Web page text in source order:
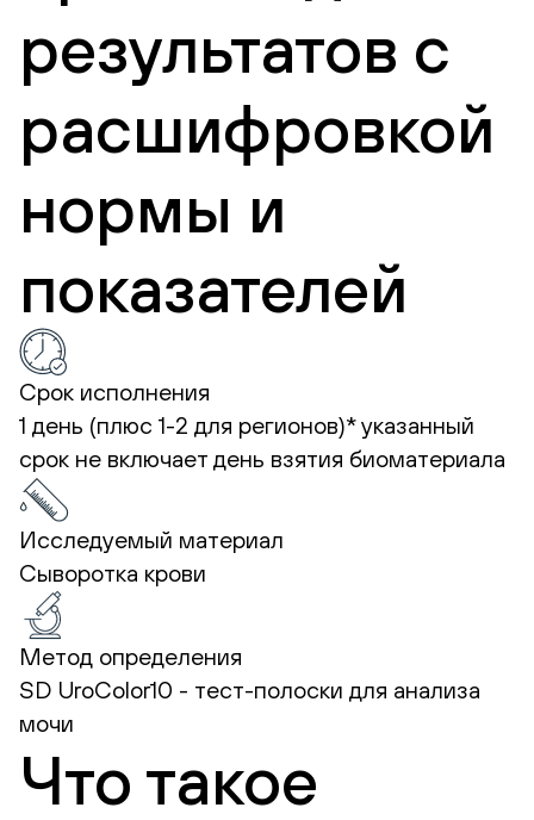
результатов с
расшифровкой
нормы и
показателей
Срок исполнения
1 день (плюс 1-2 для регионов)*указанный
срок не включает день взятия биоматериала
Исследуемый материал
Сыворотка крови
Метод определения
SD UroColor10 - тест-полоски для анализа
мочи
Что такое